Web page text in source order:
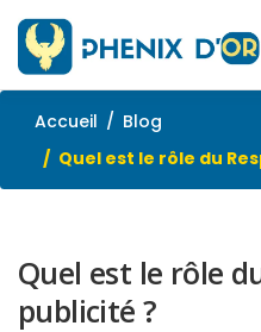
au
contenu
ACCUEIL SERVICES
CONTACTEZ-NOUS
Accueil
Blog
Quel est le rôle du
Quel est le rôle
publicité ?